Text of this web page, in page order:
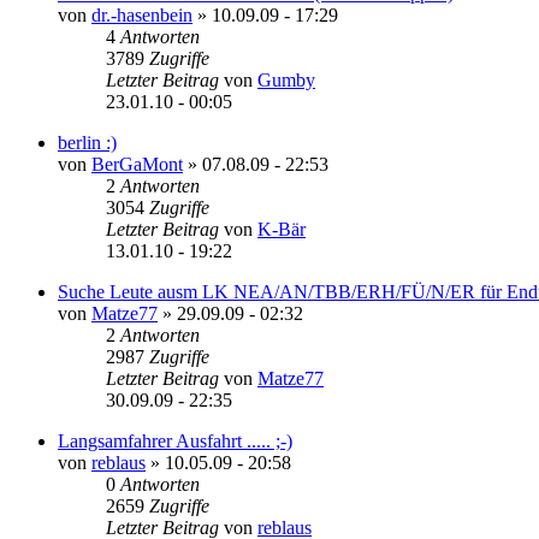
von dr.-hasenbein » 10.09.09 - 17:29
4 Antworten
3789 Zugriffe
Letzter Beitrag von Gumby
23.01.10 - 00:05
berlin :)
von BerGaMont » 07.08.09 - 22:53
2 Antworten
3054 Zugriffe
Letzter Beitrag von K-Bär
13.01.10 - 19:22
Suche Leute ausm LK NEA/AN/TBB/ERH/FÜ/N/ER für
von Matze77 » 29.09.09 - 02:32
2 Antworten
2987 Zugriffe
Letzter Beitrag von Matze77
30.09.09 - 22:35
Langsamfahrer Ausfahrt ..... ;-)
von reblaus » 10.05.09 - 20:58
0 Antworten
2659 Zugriffe
Letzter Beitrag von reblaus